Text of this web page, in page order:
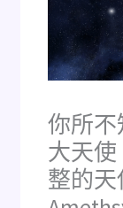
你所
大天
整的